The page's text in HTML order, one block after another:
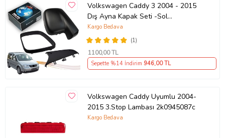
Volkswagen Caddy 3 2004 - 2015
Dış Ayna Kapak Seti -Sol
7E18575289 B9
(1)
Kargo Bedava
1100,00 TL
Sepette %14 İndirim 946,00 TL
Volkswagen Caddy Uyumlu 2004-
2015 3.Stop Lambası 2k0945087c
Kargo Bedava